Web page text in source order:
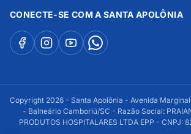
CONECTE-SE COM A SANTA APOLÔNIA
Copyright 2026 - Santa Apolônia - Avenida
- Balneário Camboriú/SC - Razão Social:
PRODUTOS HOSPITALARES LTDA EPP - CNPJ: